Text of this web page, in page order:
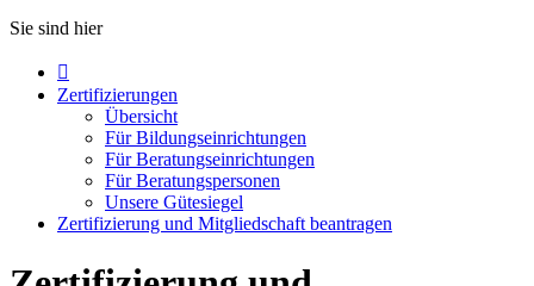
Sie sind hier

Zertifizierungen
Übersicht
Für Bildungseinrichtungen
Für Beratungseinrichtungen
Für Beratungspersonen
Unsere Gütesiegel
Zertifizierung und Mitgliedschaft beantragen